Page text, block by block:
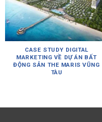
CASE STUDY DIGITAL
MARKETING VỀ DỰ ÁN BẤT
ĐỘNG SẢN THE MARIS VŨNG
TÀU